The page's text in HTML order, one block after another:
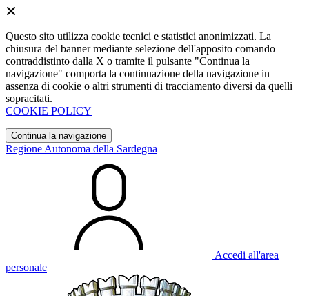
Questo sito utilizza cookie tecnici e statistici anonimizzati. La
chiusura del banner mediante selezione dell'apposito comando
contraddistinto dalla X o tramite il pulsante "Continua la
navigazione" comporta la continuazione della navigazione in
assenza di cookie o altri strumenti di tracciamento diversi da quelli
sopracitati.
COOKIE POLICY
Continua la navigazione
Regione Autonoma della Sardegna
Accedi all'area
personale